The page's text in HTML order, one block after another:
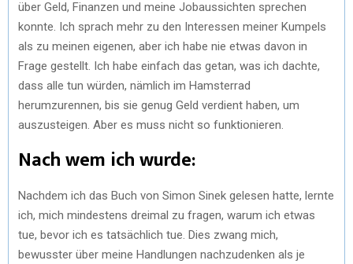
über Geld, Finanzen und meine Jobaussichten sprechen
konnte. Ich sprach mehr zu den Interessen meiner Kumpels
als zu meinen eigenen, aber ich habe nie etwas davon in
Frage gestellt. Ich habe einfach das getan, was ich dachte,
dass alle tun würden, nämlich im Hamsterrad
herumzurennen, bis sie genug Geld verdient haben, um
auszusteigen. Aber es muss nicht so funktionieren.
Nach wem ich wurde:
Nachdem ich das Buch von Simon Sinek gelesen hatte, lernte
ich, mich mindestens dreimal zu fragen, warum ich etwas
tue, bevor ich es tatsächlich tue. Dies zwang mich,
bewusster über meine Handlungen nachzudenken als je